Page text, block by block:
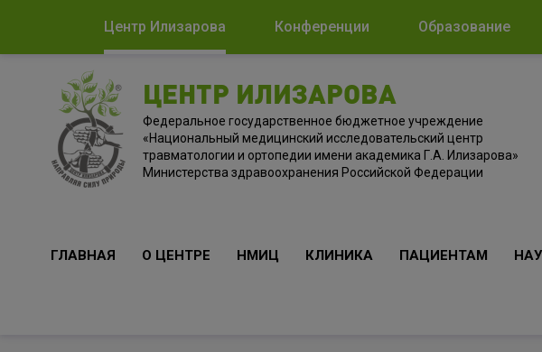
Центр Илизарова Конференции Образование
ЦЕНТР ИЛИЗАРОВА
Федеральное государственное бюджетное учреждение
«Национальный медицинский исследовательский центр
травматологии и ортопедии имени академика Г.А. Илизарова»
Министерства здравоохранения Российской Федерации
ГЛАВНАЯ О ЦЕНТРЕ НМИЦ КЛИНИКА ПАЦИЕНТАМ